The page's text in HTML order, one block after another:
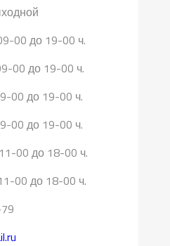
до 19-00 ч.
19-00 ч.
до 19-00 ч.
19-00 ч.
до 18-00 ч.
00 до 18-00 ч.